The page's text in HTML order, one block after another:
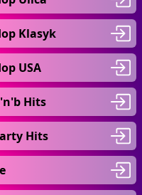
Klasyk
USA
Hits
Hits